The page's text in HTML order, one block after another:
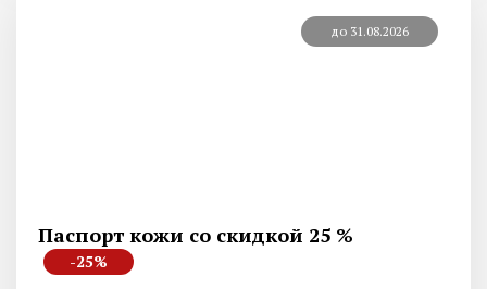
до 31.08.2026
Паспорт кожи со скидкой 25 %
-25%